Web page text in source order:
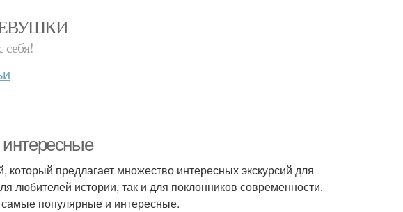
себя!
который предлагает множество интересных экскурсий для
любителей истории, так и для поклонников современности.
самые популярные и интересные.